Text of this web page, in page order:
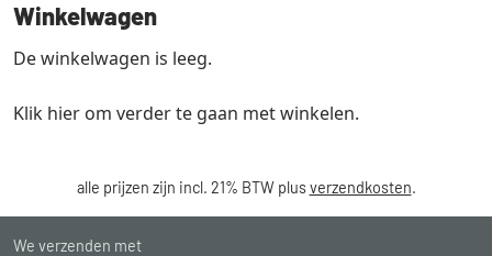
Winkelwagen
De winkelwagen is leeg.
Klik hier om verder te gaan met winkelen.
alle prijzen zijn incl. 21% BTW plusverzendkosten.
We verzenden met